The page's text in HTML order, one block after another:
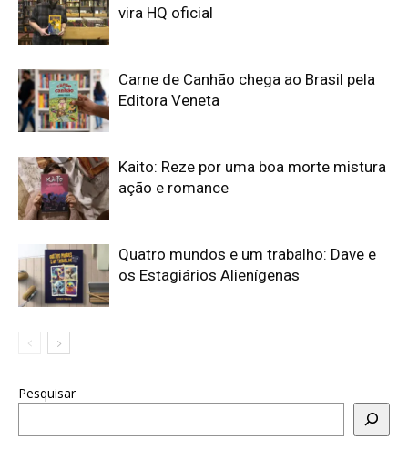
vira HQ oficial
Carne de Canhão chega ao Brasil pela
Editora Veneta
Kaito: Reze por uma boa morte mistura
ação e romance
Quatro mundos e um trabalho: Dave e
os Estagiários Alienígenas
Pesquisar